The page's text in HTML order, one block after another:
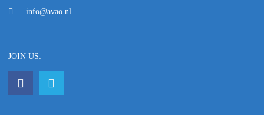
info@avao.nl
JOIN US: